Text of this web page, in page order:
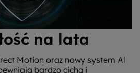
na lata
Motion oraz nowy system Al
bardzo cichą i